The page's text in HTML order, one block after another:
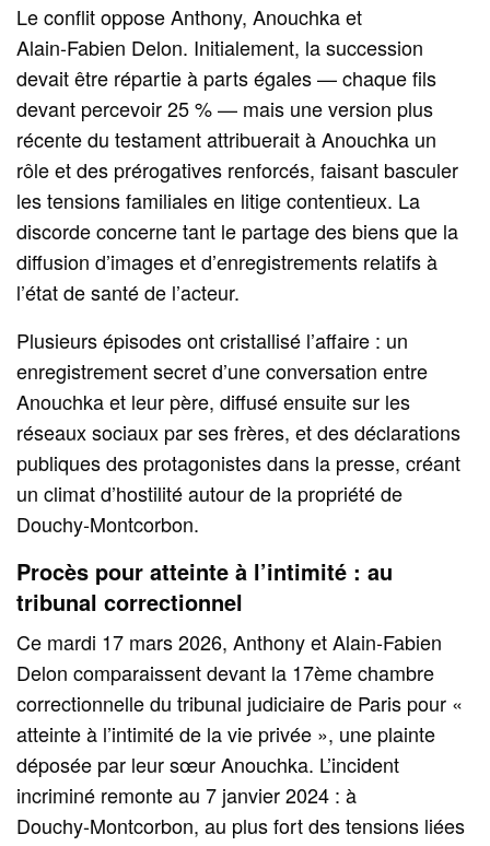
Le conflit oppose Anthony, Anouchka et
Alain‑Fabien Delon. Initialement, la succession
devait être répartie à parts égales — chaque fils
devant percevoir 25 % — mais une version plus
récente du testament attribuerait à Anouchka un
rôle et des prérogatives renforcés, faisant basculer
les tensions familiales en litige contentieux. La
discorde concerne tant le partage des biens que la
diffusion d’images et d’enregistrements relatifs à
l’état de santé de l’acteur.
Plusieurs épisodes ont cristallisé l’affaire : un
enregistrement secret d’une conversation entre
Anouchka et leur père, diffusé ensuite sur les
réseaux sociaux par ses frères, et des déclarations
publiques des protagonistes dans la presse, créant
un climat d’hostilité autour de la propriété de
Douchy‑Montcorbon.
Procès pour atteinte à l’intimité : au
tribunal correctionnel
Ce mardi 17 mars 2026, Anthony et Alain‑Fabien
Delon comparaissent devant la 17ème chambre
correctionnelle du tribunal judiciaire de Paris pour «
atteinte à l’intimité de la vie privée », une plainte
déposée par leur sœur Anouchka. L’incident
incriminé remonte au 7 janvier 2024 : à
Douchy‑Montcorbon, au plus fort des tensions liées